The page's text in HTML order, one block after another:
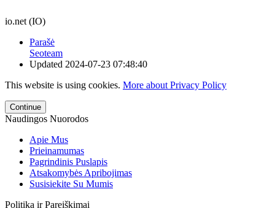
io.net (IO)
Parašė
Seoteam
Updated 2024-07-23 07:48:40
This website is using cookies. More about Privacy Policy
Continue
Naudingos Nuorodos
Apie Mus
Prieinamumas
Pagrindinis Puslapis
Atsakomybės Apribojimas
Susisiekite Su Mumis
Politika ir Pareiškimai